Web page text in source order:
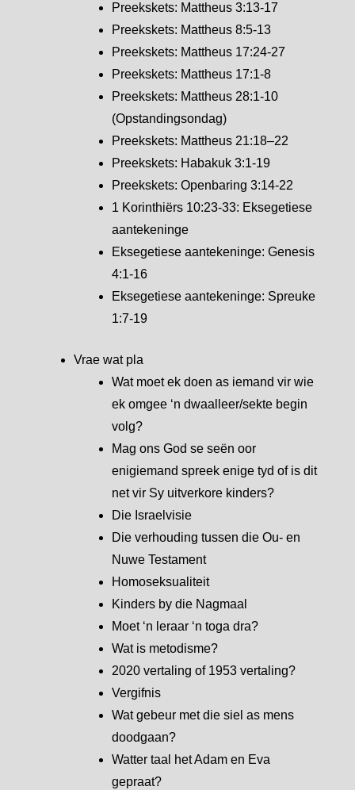
Preekskets: Mattheus 3:13-17
Preekskets: Mattheus 8:5-13
Preekskets: Mattheus 17:24-27
Preekskets: Mattheus 17:1-8
Preekskets: Mattheus 28:1-10
(Opstandingsondag)
Preekskets: Mattheus 21:18–22
Preekskets: Habakuk 3:1-19
Preekskets: Openbaring 3:14-22
1 Korinthiërs 10:23-33: Eksegetiese
aantekeninge
Eksegetiese aantekeninge: Genesis
4:1-16
Eksegetiese aantekeninge: Spreuke
1:7-19
Vrae wat pla
Wat moet ek doen as iemand vir wie
ek omgee ‘n dwaalleer/sekte begin
volg?
Mag ons God se seën oor
enigiemand spreek enige tyd of is dit
net vir Sy uitverkore kinders?
Die Israelvisie
Die verhouding tussen die Ou- en
Nuwe Testament
Homoseksualiteit
Kinders by die Nagmaal
Moet ‘n leraar ‘n toga dra?
Wat is metodisme?
2020 vertaling of 1953 vertaling?
Vergifnis
Wat gebeur met die siel as mens
doodgaan?
Watter taal het Adam en Eva
gepraat?